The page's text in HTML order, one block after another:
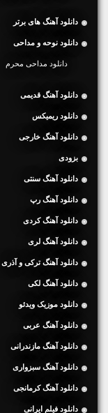
دانلود آهنگ های برتر
دانلود نوحه و مداحی
دانلود مداحی محرم
دانلود آهنگ قدیمی
دانلود ریمیکس
دانلود آهنگ خارجی
بزودی
دانلود آهنگ سنتی
دانلود آهنگ رپ
دانلود آهنگ کردی
دانلود آهنگ لری
دانلود آهنگ ترکی و آذری
دانلود آهنگ لکی
دانلود موزیک ویدئو
دانلود آهنگ عربی
دانلود آهنگ مازندرانی
دانلود آهنگ سبزواری
دانلود آهنگ کرمانجی
دانلود فیلم ایرانی